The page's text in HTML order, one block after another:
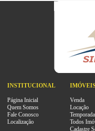
INSTITUCIONAL
Página Inicial
Quem Somos
Fale Conosco
Localização
IMÓVEIS
Venda
Locação
Temporada
Todos
Cadastre